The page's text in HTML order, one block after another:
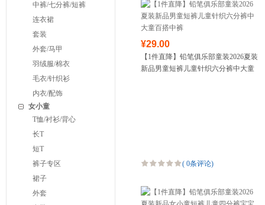
中裤/七分裤/短裤
连衣裙
套装
外套/马甲
羽绒服/棉衣
毛衣/针织衫
内衣/配饰
女小童
T恤/衬衫/背心
长T
短T
裤子专区
裙子
外套
¥29.00
【1件直降】铅笔俱乐部童装2026夏装
新品男童短裤儿童针织六分裤中大童
( 0条评论)